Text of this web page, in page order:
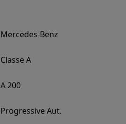
Mercedes-Benz
Classe A
A 200
Progressive Aut.